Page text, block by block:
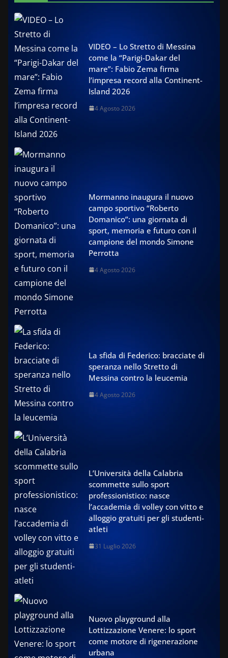
VIDEO – Lo Stretto di Messina
come la “Parigi-Dakar del
mare”: Fabio Zema firma
l’impresa record alla Continent-
Island 2026
4 Agosto 2026
Mormanno inaugura il nuovo
campo sportivo “Roberto
Domanico”: una giornata di
sport, memoria e futuro con il
campione del mondo Simone
Perrotta
4 Agosto 2026
La sfida di Federico: bracciate di
speranza nello Stretto di
Messina contro la leucemia
4 Agosto 2026
L’Università della Calabria
scommette sullo sport
professionistico: nasce
l’accademia di volley con vitto e
alloggio gratuiti per gli studenti-
atleti
31 Luglio 2026
Nuovo playground alla
Lottizzazione Venere: lo sport
come motore di rigenerazione
urbana